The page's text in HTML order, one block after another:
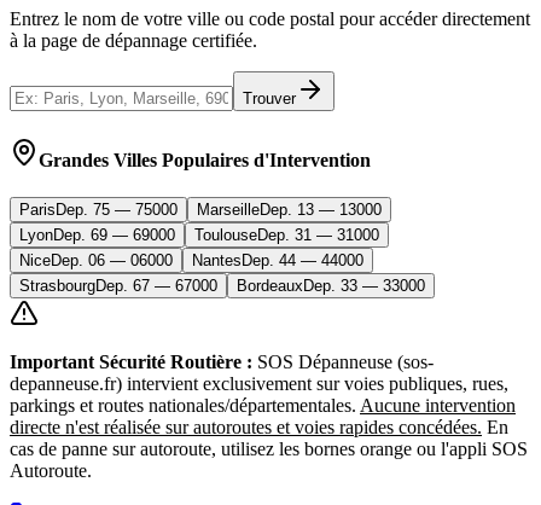
Entrez le nom de votre ville ou code postal pour accéder directement
à la page de dépannage certifiée.
Trouver
Grandes Villes Populaires d'Intervention
Paris Dep. 75 — 75000 MarseilleDep. 13 — 13000
LyonDep. 69 — 69000 ToulouseDep. 31 — 31000
NiceDep. 06 — 06000 Nantes Dep. 44 — 44000
StrasbourgDep. 67 — 67000 Bordeaux Dep. 33 — 33000
Important Sécurité Routière : SOS Dépanneuse (sos-
depanneuse.fr) intervient exclusivement sur voies publiques, rues,
parkings et routes nationales/départementales. Aucune intervention
directe n'est réalisée sur autoroutes et voies rapides concédées. En
cas de panne sur autoroute, utilisez les bornes orange ou l'appli SOS
Autoroute.